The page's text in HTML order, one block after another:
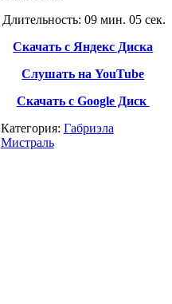
Длительность: 09 мин. 05 сек.
Скачать с Яндекс Диска
Слушать на YouTube
Скачать с Google Диск
Категория: Габриэла
Мистраль